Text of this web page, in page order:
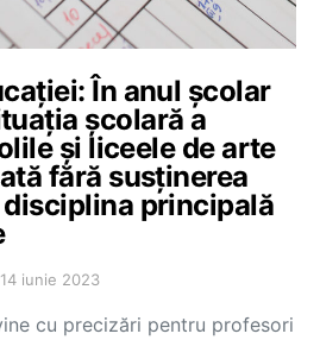
În anul școlar
școlară a
și liceele de arte
fără susținerea
principală
14 iunie 2023
cu precizări pentru profesori